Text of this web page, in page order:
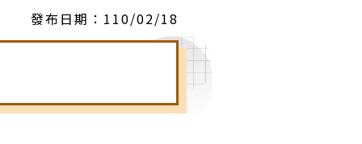
發布日期： 110/02/18